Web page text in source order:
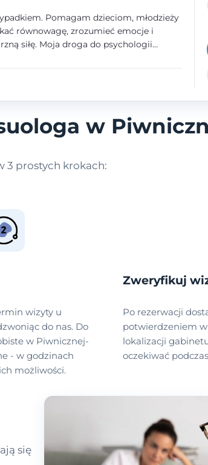
Pomagam dzieciom, młodzieży
równowagę, zrozumieć emocje i
siłę. Moja droga do psychologii
- pełnego wyzwań, które nauczyły mnie
i pokory. Dziś łączę doświadczenie
psychoterapeuty i seksuologa
po Twojej stronie.w
3 prostych krokach:
wizyty u
do nas. Do
w Piwnicznej-
- w godzinach
możliwości.
Zweryfikuj
Po rezerwacji
potwierdzeniem
lokalizacji
oczekiwać
się